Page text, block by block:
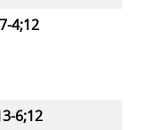
4;12
6;12